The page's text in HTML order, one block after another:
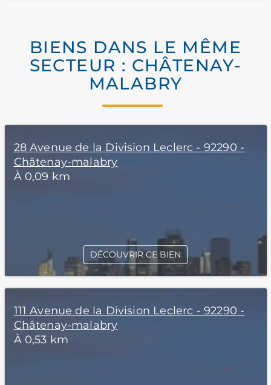
BIENS DANS LE MÊME
SECTEUR : CHÂTENAY-
MALABRY
28 Avenue de la Division Leclerc - 92290 -
Châtenay-malabry
À 0,09 km
DÉCOUVRIR CE BIEN
111 Avenue de la Division Leclerc - 92290 -
Châtenay-malabry
À 0,53 km